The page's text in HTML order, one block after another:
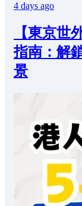
4 days ago
【東京世
指南：解
景